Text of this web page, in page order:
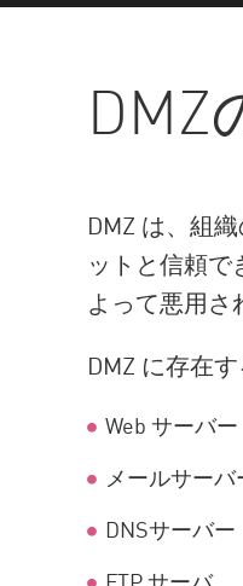
安全な修復
ThreatCloudのAI
Workforce AI Security
AI Red Teaming
AI Agent Security
製品を見る（A-Z）
DMZ
DMZ は、組
ットと信頼
よって悪用さ
DMZ に存在
Web サーバー
メールサーバ
DNSサーバー